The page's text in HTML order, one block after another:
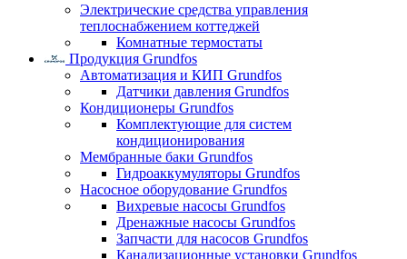
Электрические средства управления
теплоснабжением коттеджей
Комнатные термостаты
Продукция Grundfos
Автоматизация и КИП Grundfos
Датчики давления Grundfos
Кондиционеры Grundfos
Комплектующие для систем
кондиционирования
Мембранные баки Grundfos
Гидроаккумуляторы Grundfos
Насосное оборудование Grundfos
Вихревые насосы Grundfos
Дренажные насосы Grundfos
Запчасти для насосов Grundfos
Канализационные установки Grundfos